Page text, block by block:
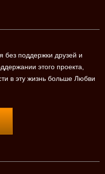
без поддержки друзей и
этого проекта,
в эту жизнь больше Любви